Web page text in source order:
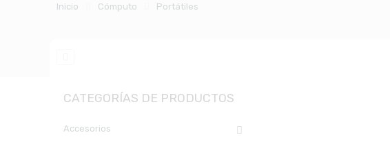
Inicio Cómputo Portátiles
CATEGORÍAS DE PRODUCTOS
Accesorios